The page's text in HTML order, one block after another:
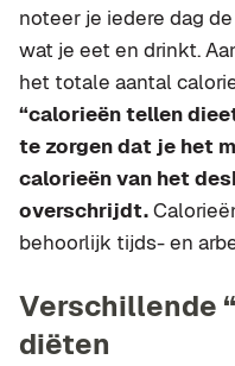
noteer je iedere dag
wat je eet en drinkt.
het totale aantal
“calorieën tellen
te zorgen dat je het
calorieën van het
overschrijdt.
behoorlijk tijds- en
Verschillende
diëten